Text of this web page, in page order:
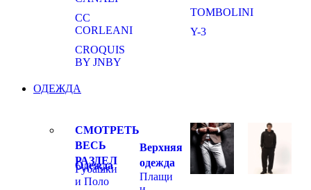
CC
CORLEANI
CROQUIS
BY JNBY
TOMBOLINI
Y-3
ОДЕЖДА
СМОТРЕТЬ
ВЕСЬ
РАЗДЕЛ
Одежда
Рубашки
и Поло
Верхняя
одежда
Плащи